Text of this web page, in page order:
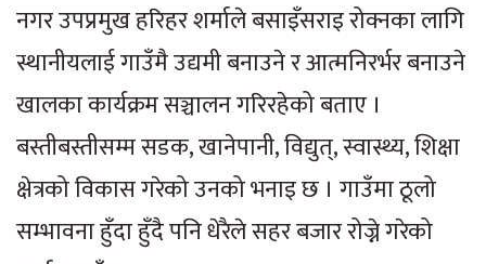
नगर उपप्रमुख हरिहर शर्माले बसाइँसराइ रोक्नका लागि
स्थानीयलाई गाउँमै उद्यमी बनाउने र आत्मनिरर्भर बनाउने
खालका कार्यक्रम सञ्चालन गरिरहेको बताए ।
बस्तीबस्तीसम्म सडक, खानेपानी, विद्युत्, स्वास्थ्य, शिक्षा
क्षेत्रको विकास गरेको उनको भनाइ छ । गाउँमा ठूलो
सम्भावना हुँदा हुँदै पनि धेरैले सहर बजार रोज्ने गरेको